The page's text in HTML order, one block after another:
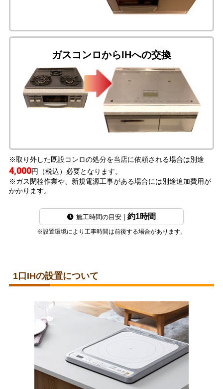
ガスコンロからIHへの交換
※取り外した既設コンロの処分を当店に依頼される場合は別途
4,000円（税込）必要となります。
※ガス閉栓作業や、新規電源工事がある場合には別途追加費用が
かかります。
施工時間の目安 | 約1時間
※設置環境により工事時間は前後する場合があります。
1口IHの設置について